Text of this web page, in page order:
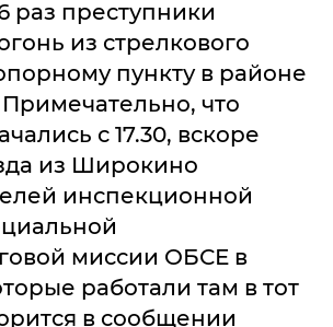
раз преступники
из стрелкового
пункту в районе
что
с 17.30, вскоре
из Широкино
инспекционной
миссии ОБСЕ в
работали там в тот
в сообщении